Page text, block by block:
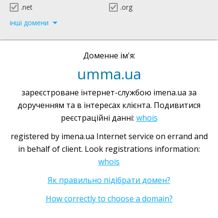
.net
.org
інші домени
Доменне ім'я:
umma.ua
зареєстроване інтернет-службою imena.ua за
дорученням та в інтересах клієнта. Подивитися
реєстраційні данні: whois
registered by imena.ua Internet service on errand and
in behalf of client. Look registrations information:
whois
Як правильно підібрати домен?
How correctly to choose a domain?